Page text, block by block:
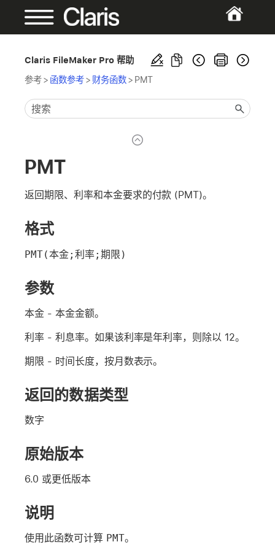
Claris FileMaker Pro 帮助
参考> 函数参考> 财务函数 > PMT
PMT
返回期限、利率和本金要求的付款 (PMT)。
格式
PMT(本金;利率;期限)
参数
本金- 本金金额。
利率- 利息率。如果该利率是年利率，则除以 12。
期限 - 时间长度，按月数表示。
返回的数据类型
数字
原始版本
6.0 或更低版本
说明
使用此函数可计算 PMT。